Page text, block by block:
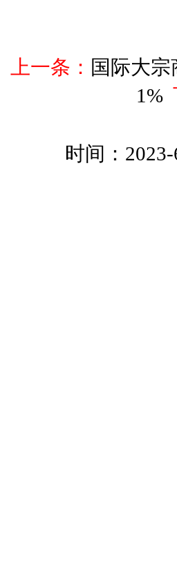
上一条： 国际大
1%
时间：